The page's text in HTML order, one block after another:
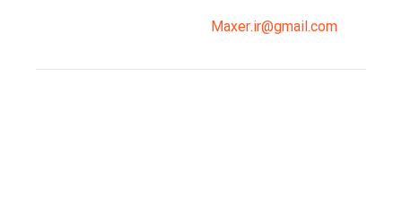
Maxer.ir@gmail.com